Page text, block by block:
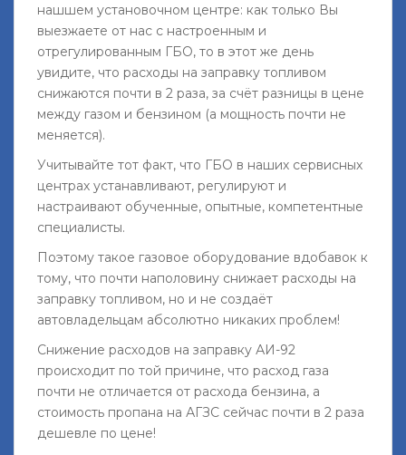
нашшем установочном центре: как только Вы
выезжаете от нас с настроенным и
отрегулированным ГБО, то в этот же день
увидите, что расходы на заправку топливом
снижаются почти в 2 раза, за счёт разницы в цене
между газом и бензином (а мощность почти не
меняется).
Учитывайте тот факт, что ГБО в наших сервисных
центрах устанавливают, регулируют и
настраивают обученные, опытные, компетентные
специалисты.
Поэтому такое газовое оборудование вдобавок к
тому, что почти наполовину снижает расходы на
заправку топливом, но и не создаёт
автовладельцам абсолютно никаких проблем!
Снижение расходов на заправку АИ-92
происходит по той причине, что расход газа
почти не отличается от расхода бензина, а
стоимость пропана на АГЗС сейчас почти в 2 раза
дешевле по цене!